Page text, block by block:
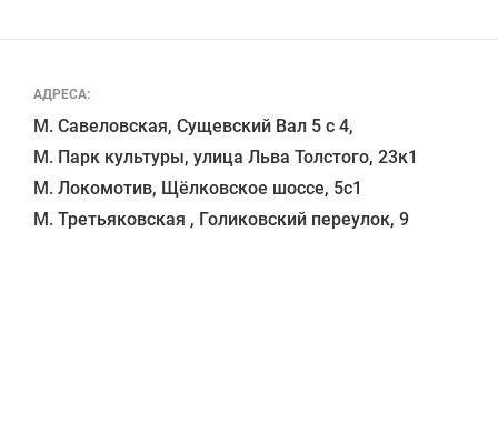
АДРЕСА:
М. Савеловская, Сущевский Вал 5 с 4,
М. Парк культуры, улица Льва Толстого, 23к1
М. Локомотив, Щёлковское шоссе, 5с1